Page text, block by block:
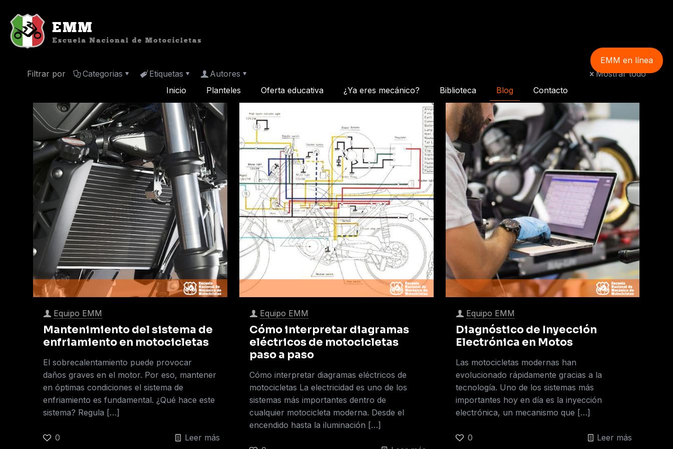
Inicio Planteles Oferta educativa ¿Ya eres mecánico? Biblioteca Blog Contacto
EMM en línea
Filtrar por
Categorias Etiquetas Autores Mostrar todo
Equipo EMM
Mantenimiento del sistema de
enfriamiento en motocicletas
El sobrecalentamiento puede provocar
daños graves en el motor. Por eso, mantener
en óptimas condiciones el sistema de
enfriamiento es fundamental. ¿Qué hace este
sistema? Regula […]
0 Leer más
Equipo EMM
Cómo interpretar diagramas
eléctricos de motocicletas
paso a paso
Cómo interpretar diagramas eléctricos de
motocicletas La electricidad es uno de los
sistemas más importantes dentro de
cualquier motocicleta moderna. Desde el
encendido hasta la iluminación […]
Equipo EMM
Diagnóstico de Inyección
Electrónica en Motos
Las motocicletas modernas han
evolucionado rápidamente gracias a la
tecnología. Uno de los sistemas más
importantes hoy en día es la inyección
electrónica, un mecanismo que […]
0 Leer más